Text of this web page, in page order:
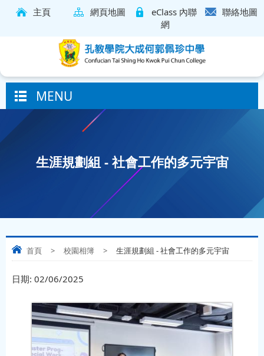
主頁 網頁地圖
eClass 內聯
網
聯絡地圖
MENU
生涯規劃組 - 社會工作的多元宇宙
首頁 > 校園相簿 > 生涯規劃組 - 社會工作的多元宇宙
日期: 02/06/2025